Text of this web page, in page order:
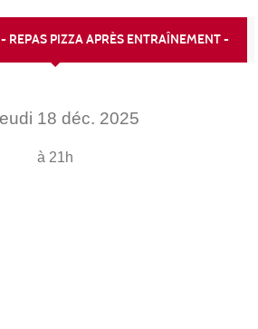
REPAS PIZZA APRÈS ENTRAÎNEMENT -
18 déc. 2025
à 21h